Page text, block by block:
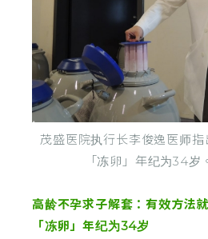
茂盛医院执行长李俊逸医师
「冻卵」年纪为34岁
高龄不孕求子解套：有效方法
「冻卵」年纪为34岁